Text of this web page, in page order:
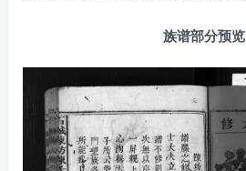
族谱部分预览